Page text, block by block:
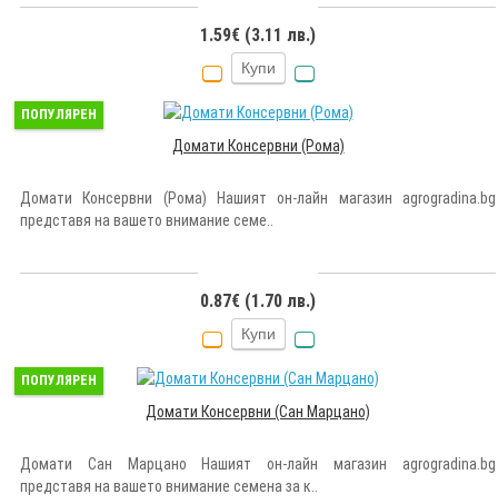
1.59€ (3.11 лв.)
Купи
ПОПУЛЯРЕН
Домати Консервни (Рома)
Домати Консервни (Рома) Нашият он-лайн магазин agrogradina.bg
представя на вашето внимание семе..
0.87€ (1.70 лв.)
Купи
ПОПУЛЯРЕН
Домати Консервни (Сан Марцано)
Домати Сан Марцано Нашият он-лайн магазин agrogradina.bg
представя на вашето внимание семена за к..